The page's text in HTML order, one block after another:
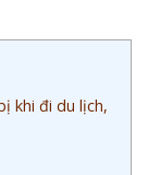
khi đi du lịch,